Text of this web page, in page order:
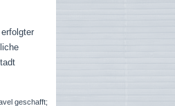
geschafft;